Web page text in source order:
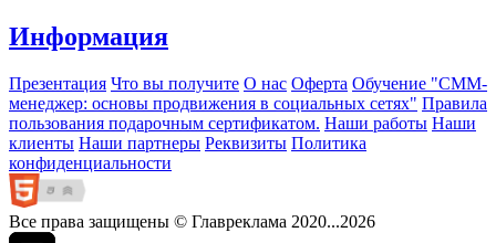
Информация
Презентация Что вы получите О нас Оферта Обучение "СМM-
менеджер: основы продвижения в социальных сетях" Правила
пользования подарочным сертификатом. Наши работы Наши
клиенты Наши партнеры Реквизиты Политика
конфиденциальности
Все права защищены © Главреклама 2020...2026